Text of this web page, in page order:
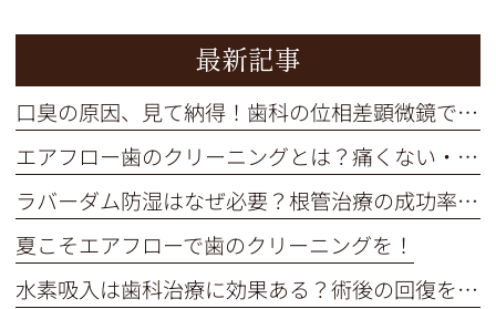
最新記事
口臭の原因、見て納得！歯科の位相差顕微鏡で口内細菌をチェック
エアフロー歯のクリーニングとは？痛くない・短時間で着色汚れをオフ
ラバーダム防湿はなぜ必要？根管治療の成功率を高める重要な役割
夏こそエアフローで歯のクリーニングを！
水素吸入は歯科治療に効果ある？術後の回復を早めるメカニズム解説